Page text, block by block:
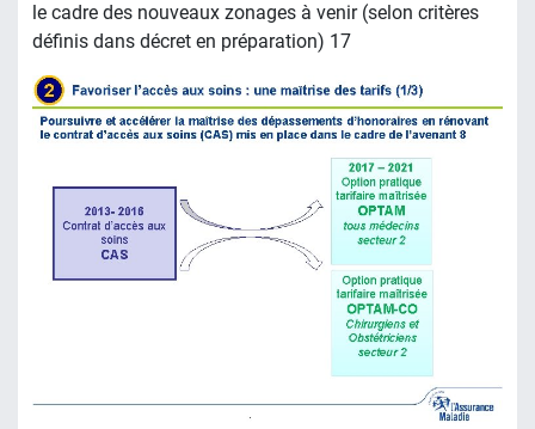
le cadre des nouveaux zonages à venir (selon critères
définis dans décret en préparation) 17